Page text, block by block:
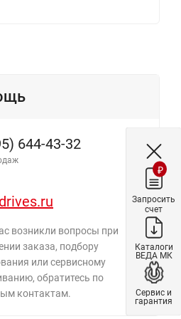
644-43-32
возникли вопросы при
заказа, подбору
или сервисному
обратитесь по
контактам.
₽
Запросить
счет
Каталоги
ВЕДА МК
Сервис и
гарантия